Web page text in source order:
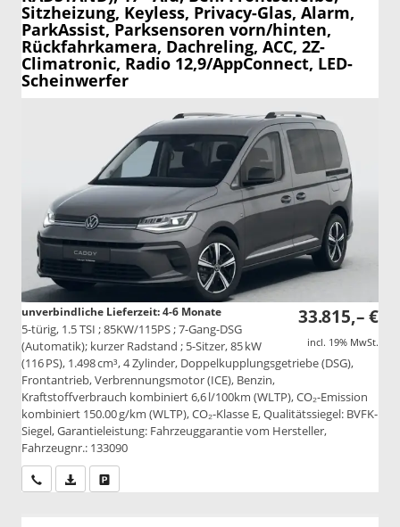
Sitzheizung, Keyless, Privacy-Glas, Alarm,
ParkAssist, Parksensoren vorn/hinten,
Rückfahrkamera, Dachreling, ACC, 2Z-
Climatronic, Radio 12,9/AppConnect, LED-
Scheinwerfer
33.815,– €
incl. 19% MwSt.
unverbindliche Lieferzeit: 4-6 Monate
5-türig, 1.5 TSI ; 85KW/115PS ; 7-Gang-DSG
(Automatik); kurzer Radstand ; 5-Sitzer, 85 kW
(116 PS), 1.498 cm³, 4 Zylinder, Doppelkupplungsgetriebe (DSG),
Frontantrieb, Verbrennungsmotor (ICE), Benzin,
Kraftstoffverbrauch kombiniert 6,6 l/100km (WLTP), CO₂-Emission
kombiniert 150.00 g/km (WLTP), CO₂-Klasse E, Qualitätssiegel: BVFK-
Siegel, Garantieleistung: Fahrzeuggarantie vom Hersteller,
Fahrzeugnr.: 133090
Wir rufen Sie anPDF-Datei, Fahrzeugexposé drucken